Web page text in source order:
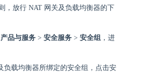
，放行 NAT 网关及负载均衡器的下
产品与服务 > 安全服务 > 安全组 ，进
负载均衡器所绑定的安全组，点击安